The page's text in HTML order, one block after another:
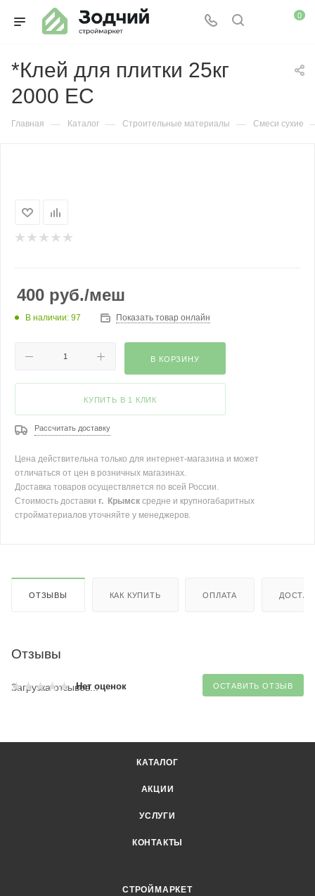
0
*Клей для плитки 25кг
2000 ЕС
Главная — Каталог — Строительные материалы — Смеси сухие
400 руб./меш
В наличии: 97 Показать товар онлайн
В КОРЗИНУ
КУПИТЬ В 1 КЛИК
Рассчитать доставку
Цена действительна только для интернет-магазина и может
отличаться от цен в розничных магазинах.
Доставка товаров осуществляется по всей России.
Стоимость доставки г. Крымск средне и крупногабаритных
стройматериалов уточняйте у менеджеров.
ОТЗЫВЫ КАК КУПИТЬ ОПЛАТА
Отзывы
Нет оценок ОСТАВИТЬ ОТЗЫВ
Загрузка отзывов...
КАТАЛОГ
АКЦИИ
УСЛУГИ
КОНТАКТЫ
СТРОЙМАРКЕТ